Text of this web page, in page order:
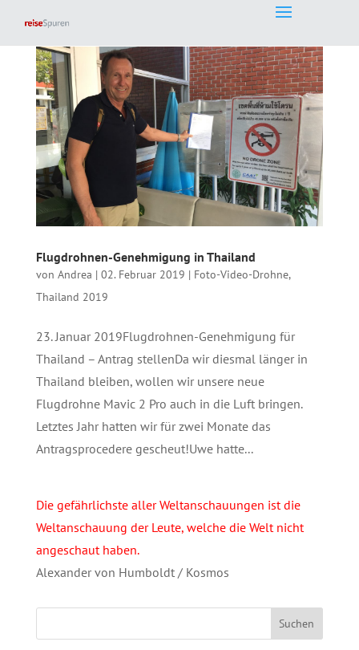
Flugdrohnen-Genehmigung in Thailand
von Andrea | 02. Februar 2019 | Foto-Video-Drohne,
Thailand 2019
23. Januar 2019Flugdrohnen-Genehmigung für
Thailand – Antrag stellenDa wir diesmal länger in
Thailand bleiben, wollen wir unsere neue
Flugdrohne Mavic 2 Pro auch in die Luft bringen.
Letztes Jahr hatten wir für zwei Monate das
Antragsprocedere gescheut!Uwe hatte...
Die gefährlichste aller Weltanschauungen ist die
Weltanschauung der Leute, welche die Welt nicht
angeschaut haben.
Alexander von Humboldt / Kosmos